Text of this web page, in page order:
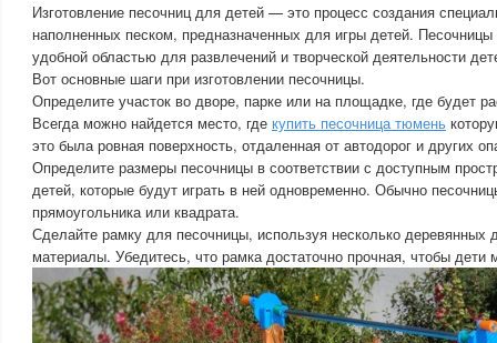
Изготовление песочниц для детей — это процесс создания
наполненных песком, предназначенных для игры детей.
удобной областью для развлечений и творческой деятельности
Вот основные шаги при изготовлении песочницы.
Определите участок во дворе, парке или на площадке, где будет
Всегда можно найдется место, где купить песочница тюмень
это была ровная поверхность, отдаленная от автодорог и других
Определите размеры песочницы в соответствии с доступным
детей, которые будут играть в ней одновременно. Обычно
прямоугольника или квадрата.
Сделайте рамку для песочницы, используя несколько деревянных
материалы. Убедитесь, что рамка достаточно прочная, чтобы дети